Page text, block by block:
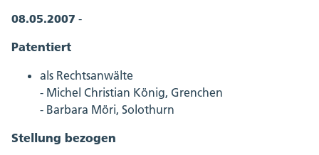
08.05.2007 -
Patentiert
als Rechtsanwälte
- Michel Christian König, Grenchen
- Barbara Möri, Solothurn
Stellung bezogen